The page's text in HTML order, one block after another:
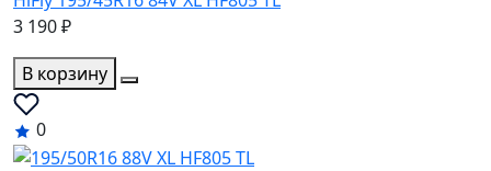
3 190 ₽
В корзину
0